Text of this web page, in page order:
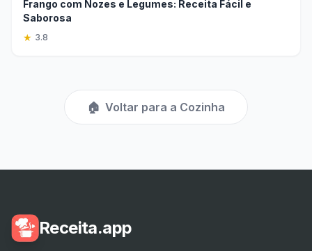
Frango com Nozes e Legumes: Receita Fácil e
Saborosa
★ 3.8
🏠 Voltar para a Cozinha
Receita.app